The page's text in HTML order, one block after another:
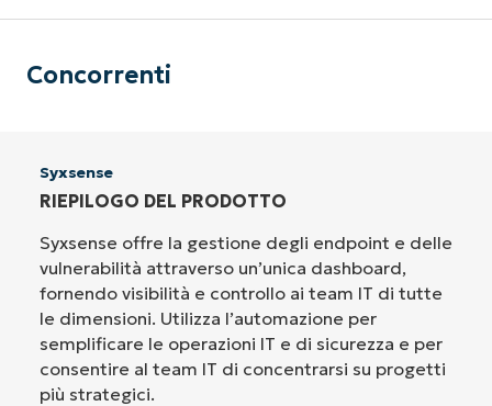
Concorrenti
Syxsense
RIEPILOGO DEL PRODOTTO
Syxsense offre la gestione degli endpoint e delle
vulnerabilità attraverso un’unica dashboard,
fornendo visibilità e controllo ai team IT di tutte
le dimensioni. Utilizza l’automazione per
semplificare le operazioni IT e di sicurezza e per
consentire al team IT di concentrarsi su progetti
più strategici.